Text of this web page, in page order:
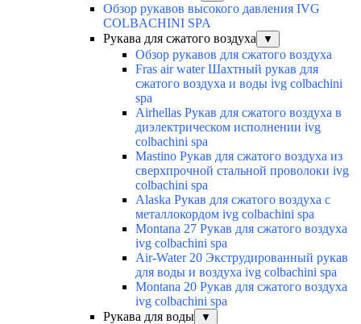
Обзор рукавов высокого давления IVG
COLBACHINI SPA
Рукава для сжатого воздуха
▼
Обзор рукавов для сжатого воздуха
Fras air water Шахтный рукав для
сжатого воздуха и воды ivg colbachini
spa
Airhellas Рукав для сжатого воздуха в
диэлектрическом исполнении ivg
colbachini spa
Mastino Рукав для сжатого воздуха из
сверхпрочной стальной проволоки ivg
colbachini spa
Alaska Рукав для сжатого воздуха с
металлокордом ivg colbachini spa
Montana 27 Рукав для сжатого воздуха
ivg colbachini spa
Air-Water 20 Экструдированный рукав
для воды и воздуха ivg colbachini spa
Montana 20 Рукав для сжатого воздуха
ivg colbachini spa
Рукава для воды
▼